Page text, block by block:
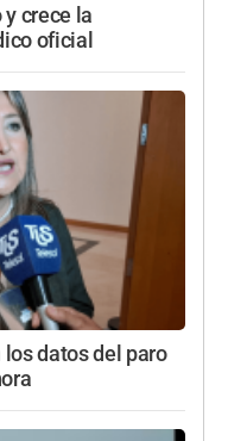
y crece la
oficial
los datos del paro